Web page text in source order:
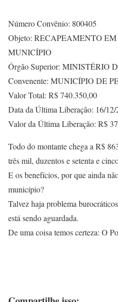
Número Convênio: 800405
Objeto: RECAPEAMENTO
MUNICÍPIO
Órgão Superior: MINISTÉRIO
Convenente: MUNICÍPIO DE
Valor Total: R$ 740.350,00
Data da Última Liberação: 16/12/
Valor da Última Liberação: R$
Todo do montante chega a R$
três mil, duzentos e setenta e
E os benefícios, por que ainda
município?
Talvez haja problema
está sendo aguardada.
De uma coisa temos certeza: O